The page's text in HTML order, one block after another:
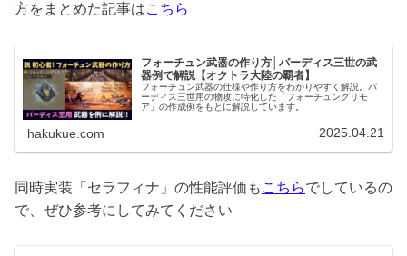
方をまとめた記事はこちら
フォーチュン武器の作り方│パーディス三世の武
器例で解説【オクトラ大陸の覇者】
フォーチュン武器の仕様や作り方をわかりやすく解説。パ
ーディス三世用の物攻に特化した「フォーチュングリモ
ア」の作成例をもとに解説しています。
hakukue.com 2025.04.21
同時実装「セラフィナ」の性能評価も こちらでしているの
で、ぜひ参考にしてみてください